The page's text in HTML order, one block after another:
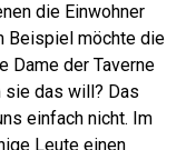
die Einwohner
Beispiel möchte die
Dame der Taverne
sie das will? Das
einfach nicht. Im
Leute einen